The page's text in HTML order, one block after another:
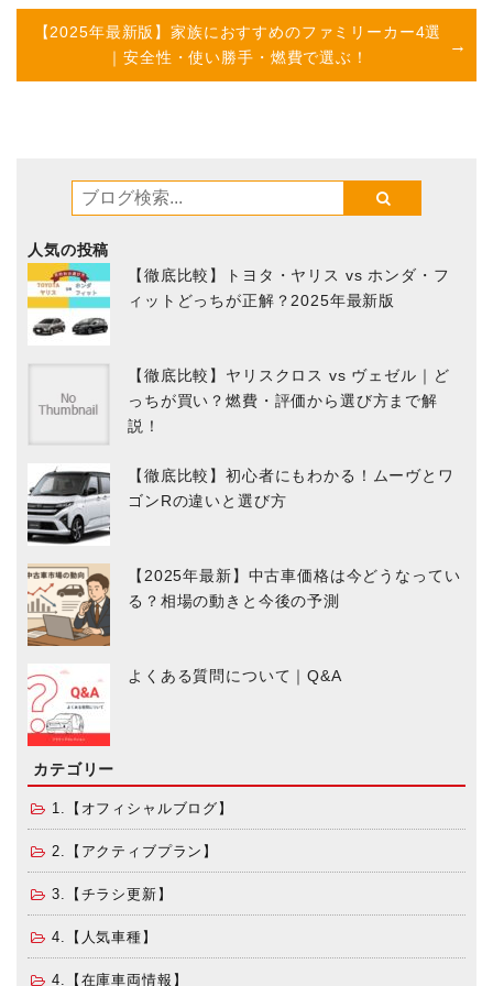
【2025年最新版】家族におすすめのファミリーカー4選
｜安全性・使い勝手・燃費で選ぶ！
人気の投稿
【徹底比較】トヨタ・ヤリス vs ホンダ・フ
ィットどっちが正解？2025年最新版
【徹底比較】ヤリスクロス vs ヴェゼル｜ど
っちが買い？燃費・評価から選び方まで解
説！
【徹底比較】初心者にもわかる！ムーヴとワ
ゴンRの違いと選び方
【2025年最新】中古車価格は今どうなってい
る？相場の動きと今後の予測
よくある質問について｜Q&A
カテゴリー
1.【オフィシャルブログ】
2.【アクティブプラン】
3.【チラシ更新】
4.【人気車種】
4.【在庫車両情報】